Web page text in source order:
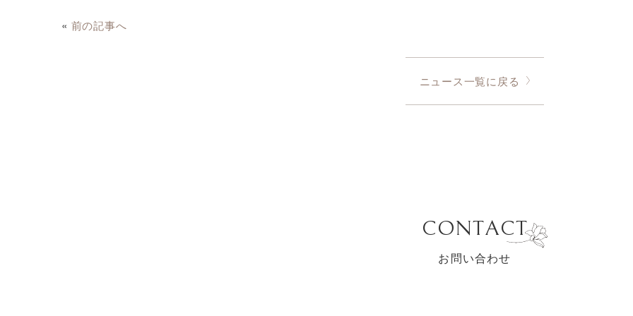
« 前の記事へ
ニュース一覧に戻る
CONTACT
お問い合わせ